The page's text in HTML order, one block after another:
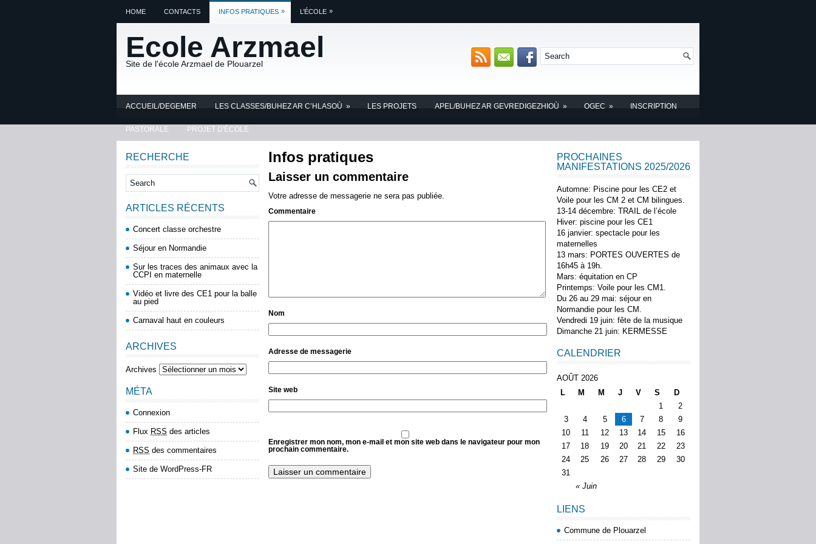
HOME CONTACTS INFOS PRATIQUES » L’ÉCOLE »
Ecole Arzmael
Site de l'école Arzmael de Plouarzel
ACCUEIL/DEGEMER LES CLASSES/BUHEZ AR C’HLASOÙ » LES PROJETS APEL/BUHEZ AR GEVREDIGEZHIOÙ » OGEC » INSCRIPTION
PASTORALE PROJET D'ÉCOLE
Infos pratiques
Laisser un commentaire
Votre adresse de messagerie ne sera pas publiée.
Commentaire
Nom
Adresse de messagerie
Site web
Enregistrer mon nom, mon e-mail et mon site web dans le navigateur pour mon
prochain commentaire.
RECHERCHE
ARTICLES RÉCENTS
Concert classe orchestre
Séjour en Normandie
Sur les traces des animaux avec la
CCPI en maternelle
Vidéo et livre des CE1 pour la balle
au pied
Carnaval haut en couleurs
ARCHIVES
Archives
MÉTA
Connexion
Flux RSS des articles
RSS des commentaires
Site de WordPress-FR
PROCHAINES
MANIFESTATIONS 2025/2026
Automne: Piscine pour les CE2 et
Voile pour les CM 2 et CM bilingues.
13-14 décembre: TRAIL de l’école
Hiver: piscine pour les CE1
16 janvier: spectacle pour les
maternelles
13 mars: PORTES OUVERTES de
16h45 à 19h.
Mars: équitation en CP
Printemps: Voile pour les CM1.
Du 26 au 29 mai: séjour en
Normandie pour les CM.
Vendredi 19 juin: fête de la musique
Dimanche 21 juin: KERMESSE
CALENDRIER
AOÛT 2026
L
M M J V S D
« Juin
1
2
3
4 5 6 7 8
9
10
11 12 13 14 15
16
17
18 19 20 21 22
23
24
25 26 27 28 29
30
31
LIENS
Commune de Plouarzel